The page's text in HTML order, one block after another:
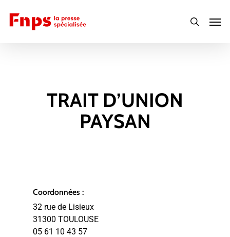
main
search
TRAIT D’UNION
PAYSAN
Coordonnées :
32 rue de Lisieux
31300 TOULOUSE
05 61 10 43 57